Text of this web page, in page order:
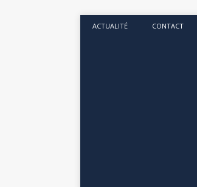
ACTUALITÉ CONTACT